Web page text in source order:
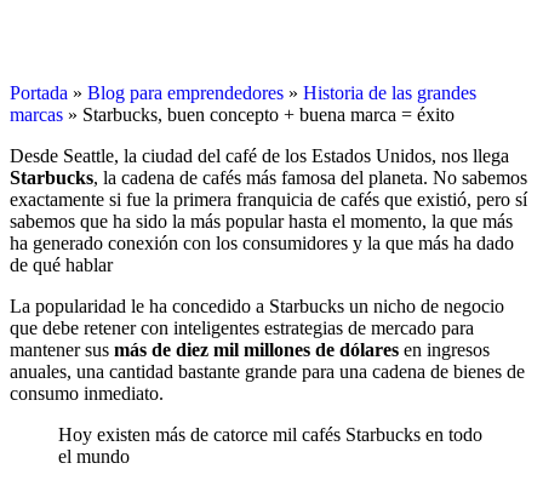
Portada » Blog para emprendedores » Historia de las grandes
marcas » Starbucks, buen concepto + buena marca = éxito
Desde Seattle, la ciudad del café de los Estados Unidos, nos llega
Starbucks, la cadena de cafés más famosa del planeta. No sabemos
exactamente si fue la primera franquicia de cafés que existió, pero sí
sabemos que ha sido la más popular hasta el momento, la que más
ha generado conexión con los consumidores y la que más ha dado
de qué hablar
La popularidad le ha concedido a Starbucks un nicho de negocio
que debe retener con inteligentes estrategias de mercado para
mantener sus más de diez mil millones de dólares en ingresos
anuales, una cantidad bastante grande para una cadena de bienes de
consumo inmediato.
Hoy existen más de catorce mil cafés Starbucks en todo
el mundo